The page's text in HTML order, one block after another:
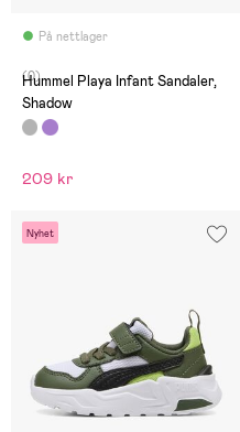
På nettlager
(0)
Hummel Playa Infant Sandaler,
Shadow
209 kr
Nyhet